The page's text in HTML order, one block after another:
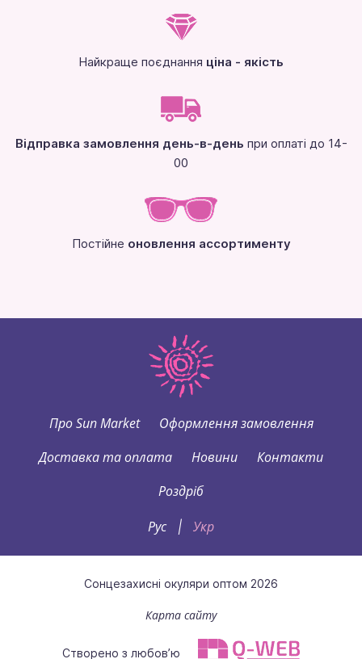
Найкраще поєднання ціна - якість
Відправка замовлення день-в-день при оплаті до 14-
00
Постійне оновлення ассортименту
Про Sun Market
Оформлення замовлення
Доставка та оплата
Новини
Контакти
Роздріб
Рус
| Укр
Сонцезахисні окуляри оптом 2026
Карта сайту
Створено з любов’ю